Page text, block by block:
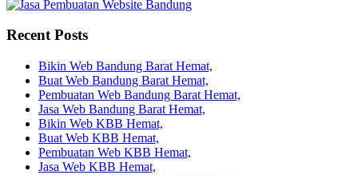
Recent Posts
Bikin Web Bandung Barat Hemat,
Buat Web Bandung Barat Hemat,
Pembuatan Web Bandung Barat Hemat,
Jasa Web Bandung Barat Hemat,
Bikin Web KBB Hemat,
Buat Web KBB Hemat,
Pembuatan Web KBB Hemat,
Jasa Web KBB Hemat,